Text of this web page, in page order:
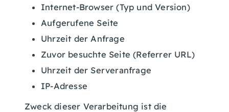
Internet-Browser (Typ und Version)
Aufgerufene Seite
Uhrzeit der Anfrage
Zuvor besuchte Seite (Referrer URL)
Uhrzeit der Serveranfrage
IP-Adresse
Zweck dieser Verarbeitung ist die